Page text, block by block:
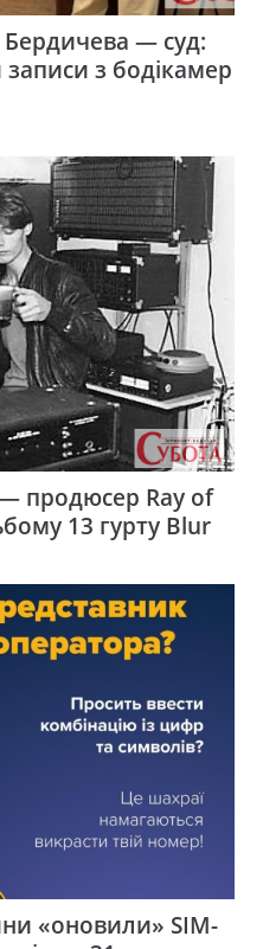
Бердичева — суд:
з бодікамер
продюсер Ray of
13 гурту Blur
«оновили» SIM-